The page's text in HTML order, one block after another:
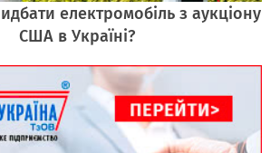
електромобіль з аукціону
США в Україні?